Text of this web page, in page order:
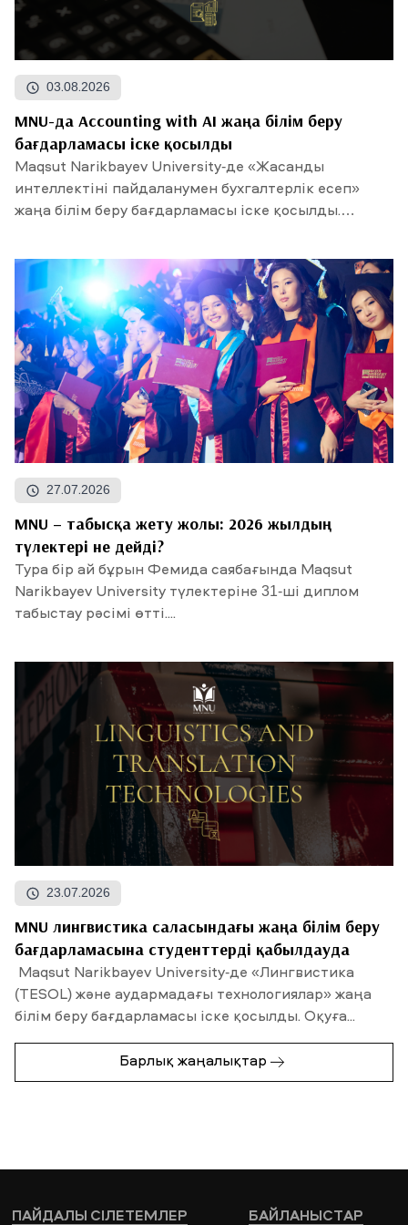
03.08.2026
MNU-да Accounting with AI жаңа білім беру
бағдарламасы іске қосылды
Maqsut Narikbayev University-де «Жасанды
интеллектіні пайдаланумен бухгалтерлік есеп»
жаңа білім беру бағдарламасы іске қосылды.
27.07.2026
MNU – табысқа жету жолы: 2026 жылдың
түлектері не дейді?
Тура бір ай бұрын Фемида саябағында Maqsut
Narikbayev University түлектеріне 31-ші диплом
табыстау рәсімі өтті....
23.07.2026
MNU лингвистика саласындағы жаңа білім беру
бағдарламасына студенттерді қабылдауда
Maqsut Narikbayev University-де «Лингвистика
(TESOL) және аудармадағы технологиялар» жаңа
білім беру бағдарламасы іске қосылды. Оқуға...
Барлық жаңалықтар
БАЙЛАНЫСТАР
ПАЙДАЛЫ СІЛЕТЕМЛЕР